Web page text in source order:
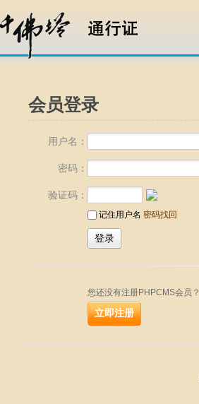
会员登录
用户名：
密码：
验证码：
记住用户名 密码找回
您还没有注册PHPCMS会员？